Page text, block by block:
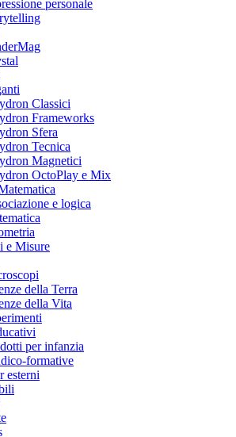
personale
Classici
Frameworks
Sfera
Tecnica
Magnetici
OctoPlay e Mix
e logica
e Misure
della Terra
della Vita
per infanzia
formative
esterni